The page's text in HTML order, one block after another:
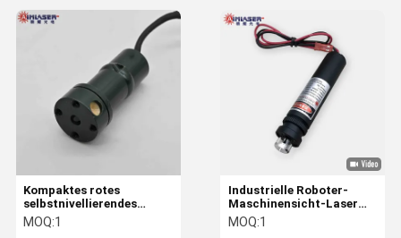
Industrielle Roboter-
Maschinensicht-Laser
360° gut verteilte
einheitliche Strahllinie
MOQ:1
Kompaktes rotes
selbstnivellierendes
Lasermodul mit
Querschnittlinie 635nm
MOQ:1